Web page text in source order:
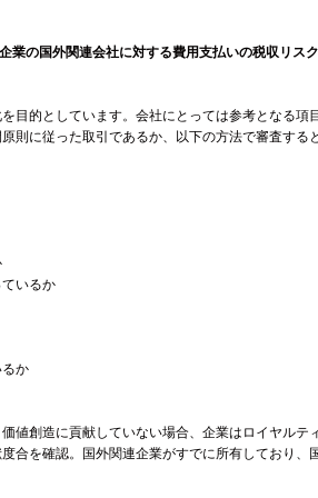
業の国外関連会社に対する費用支払いの税収リス
目的としています。会社にとっては参考となる項
則に従った取引であるか、以下の方法で審査する
いるか
か
値創造に貢献していない場合、企業はロイヤルテ
合を確認。国外関連企業がすでに所有しており、